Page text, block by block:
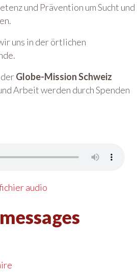
und Prävention um Sucht und
uns in der örtlichen
Globe-Mission Schweiz
Arbeit werden durch Spenden
audioaudio